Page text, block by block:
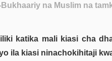
na Muslim na
katika mali kiasi cha
ila kiasi ninachokihitaji